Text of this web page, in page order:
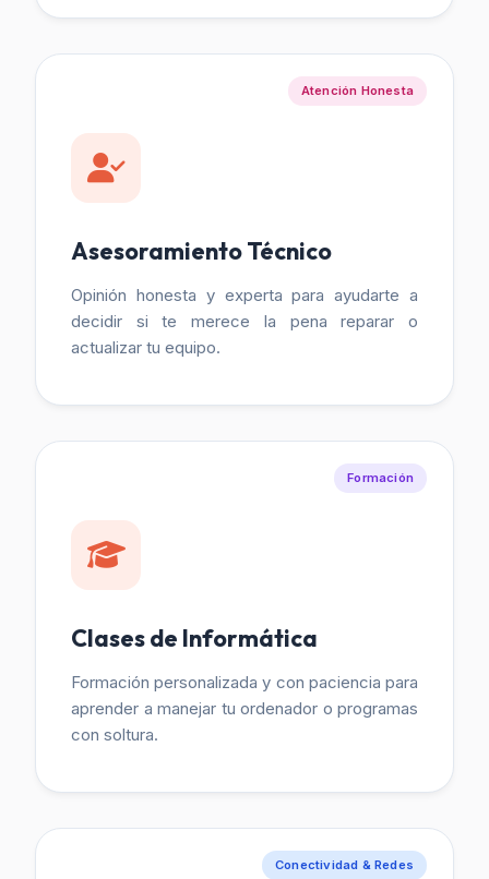
Atención Honesta
Asesoramiento Técnico
Opinión honesta y experta para ayudarte a
decidir si te merece la pena reparar o
actualizar tu equipo.
Formación
Clases de Informática
Formación personalizada y con paciencia para
aprender a manejar tu ordenador o programas
con soltura.
Conectividad & Redes